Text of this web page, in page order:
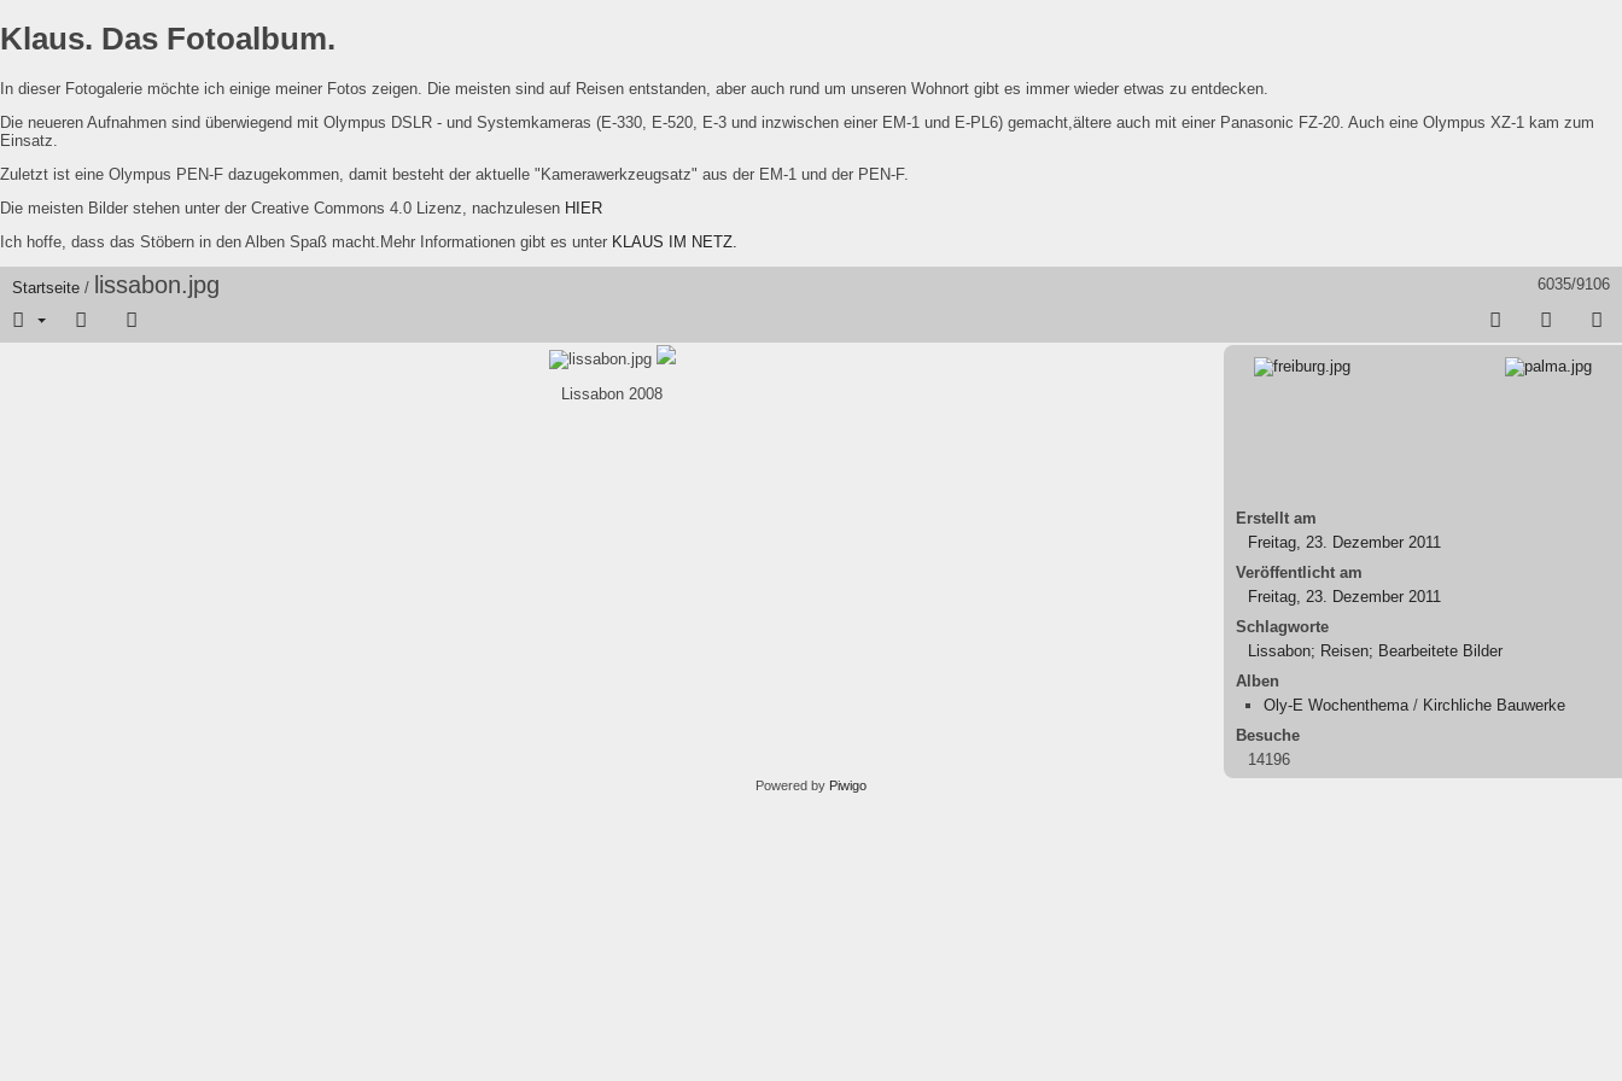
Klaus. Das Fotoalbum.
In dieser Fotogalerie möchte ich einige meiner Fotos zeigen. Die meisten sind auf Reisen entstanden, aber auch rund um unseren Wohnort gibt es immer wieder etwas zu entdecken.
Die neueren Aufnahmen sind überwiegend mit Olympus DSLR - und Systemkameras (E-330, E-520, E-3 und inzwischen einer EM-1 und E-PL6) gemacht,ältere auch mit einer Panasonic FZ-20. Auch eine Olympus XZ-1 kam zum
Einsatz.
Zuletzt ist eine Olympus PEN-F dazugekommen, damit besteht der aktuelle "Kamerawerkzeugsatz" aus der EM-1 und der PEN-F.
Die meisten Bilder stehen unter der Creative Commons 4.0 Lizenz, nachzulesen HIER
Ich hoffe, dass das Stöbern in den Alben Spaß macht.Mehr Informationen gibt es unter KLAUS IM NETZ.
6035/9106
Startseite / lissabon.jpg
Lissabon 2008
Erstellt am
Freitag, 23. Dezember 2011
Veröffentlicht am
Freitag, 23. Dezember 2011
Schlagworte
Lissabon; Reisen; Bearbeitete Bilder
Alben
Oly-E Wochenthema / Kirchliche Bauwerke
Besuche
14196
Powered by Piwigo